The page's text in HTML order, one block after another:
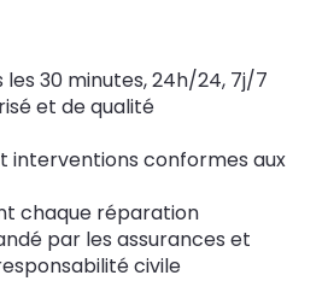
30 minutes, 24h/24, 7j/7
et de qualité
interventions conformes aux
chaque réparation
par les assurances et
civile